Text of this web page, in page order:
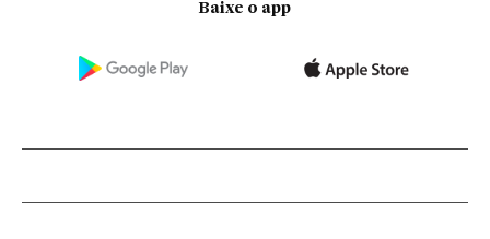
Baixe o app